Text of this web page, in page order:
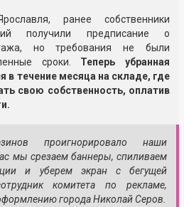
ранее собственники
получили предписание о
но требования не были
сроки. Теперь убранная
в течение месяца на складе, где
свою собственность, оплатив
проигнорировало наши
мы срезаем баннеры, спиливаем
и уберем экран с бегущей
комитета по рекламе,
города Николай Серов.